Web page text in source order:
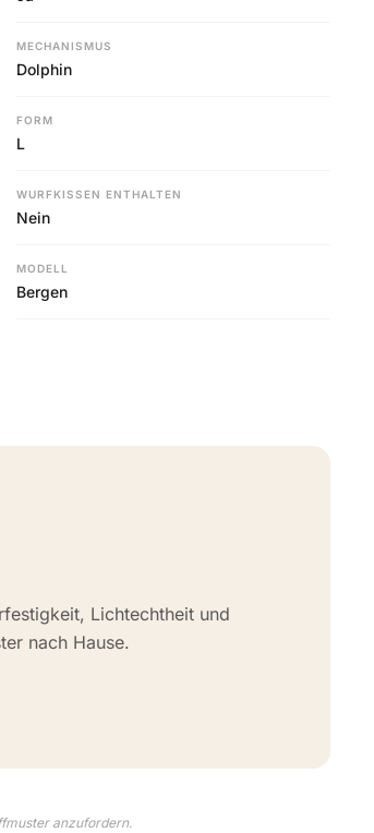
MECHANISMUS
Dolphin
FORM
L
WURFKISSEN ENTHALTEN
Nein
MODELL
Bergen
Lichtechtheit und
nach Hause.
anzufordern.